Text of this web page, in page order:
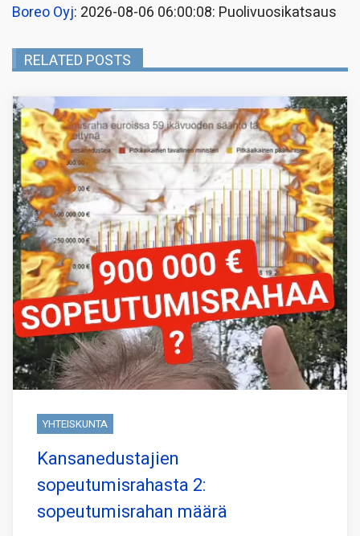
Boreo Oyj: 2026-08-06 06:00:08: Puolivuosikatsaus
RELATED POSTS
YHTEISKUNTA
Kansanedustajien
sopeutumisrahasta 2:
sopeutumisrahan määrä